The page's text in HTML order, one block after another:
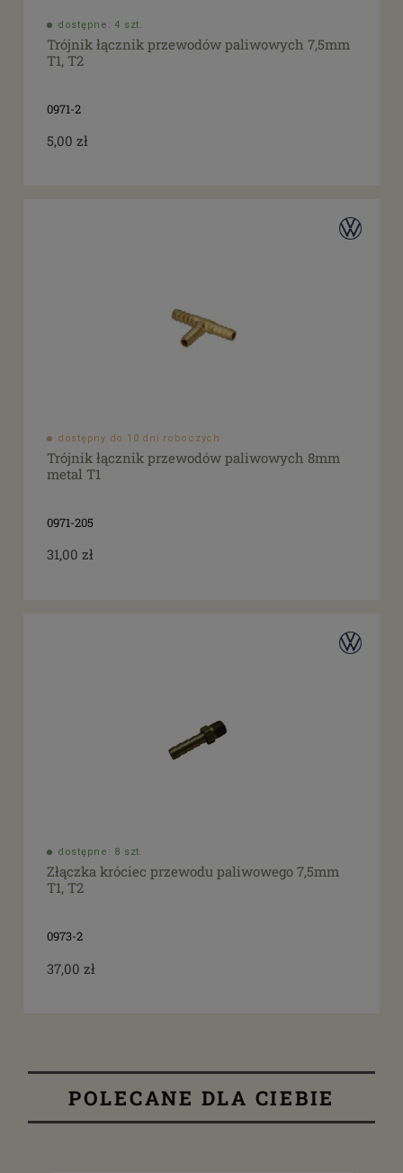
dostępne: 4 szt.
Trójnik łącznik przewodów paliwowych 7,5mm
T1, T2
0971-2
5,00 zł
dostępny do 10 dni roboczych
Trójnik łącznik przewodów paliwowych 8mm
metal T1
0971-205
31,00 zł
dostępne: 8 szt.
Złączka króciec przewodu paliwowego 7,5mm
T1, T2
0973-2
37,00 zł
POLECANE DLA CIEBIE